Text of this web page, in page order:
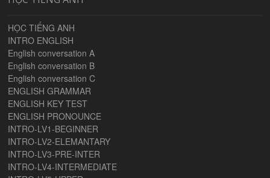
HỌC TIẾNG ANH
INTRO ENGLISH
English conversation A
English conversation B
English conversation C
ENGLISH GRAMMAR
ENGLISH KEY TEST
ENGLISH PRONOUNCE
INTRO-LV1-BEGINNER
INTRO-LV2-ELEMANTARY
INTRO-LV3-PRE-INTER
INTRO-LV4-INTERMEDIATE